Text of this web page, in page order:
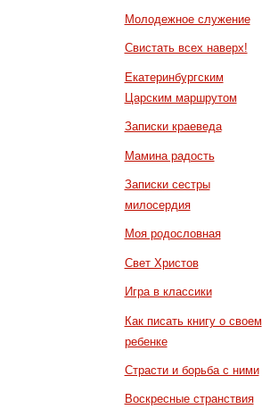
Молодежное служение
Свистать всех наверх!
Екатеринбургским
Царским маршрутом
Записки краеведа
Мамина радость
Записки сестры
милосердия
Моя родословная
Свет Христов
Игра в классики
Как писать книгу о своем
ребенке
Страсти и борьба с ними
Воскресные странствия